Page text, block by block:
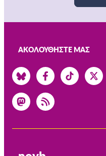
ΑΚΟΛΟΥΘΉΣΤΕ ΜΑΣ